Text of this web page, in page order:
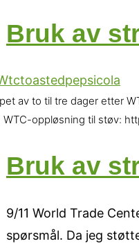
Bruk av
av to til tre dager etter
WTC-oppløsning til støv:
Bruk av
9/11 World Trade
spørsmål. Da jeg